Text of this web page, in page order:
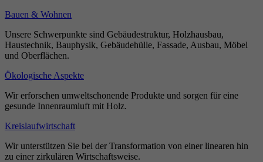
Bauen & Wohnen
Unsere Schwerpunkte sind Gebäudestruktur, Holzhausbau,
Haustechnik, Bauphysik, Gebäudehülle, Fassade, Ausbau, Möbel
und Oberflächen.
Ökologische Aspekte
Wir erforschen umweltschonende Produkte und sorgen für eine
gesunde Innenraumluft mit Holz.
Kreislaufwirtschaft
Wir unterstützen Sie bei der Transformation von einer linearen hin
zu einer zirkulären Wirtschaftsweise.